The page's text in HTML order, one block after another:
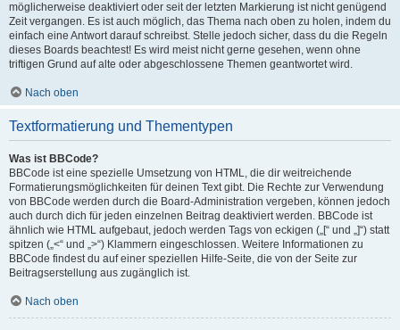
möglicherweise deaktiviert oder seit der letzten Markierung ist nicht genügend
Zeit vergangen. Es ist auch möglich, das Thema nach oben zu holen, indem du
einfach eine Antwort darauf schreibst. Stelle jedoch sicher, dass du die Regeln
dieses Boards beachtest! Es wird meist nicht gerne gesehen, wenn ohne
triftigen Grund auf alte oder abgeschlossene Themen geantwortet wird.
Nach oben
Textformatierung und Thementypen
Was ist BBCode?
BBCode ist eine spezielle Umsetzung von HTML, die dir weitreichende
Formatierungsmöglichkeiten für deinen Text gibt. Die Rechte zur Verwendung
von BBCode werden durch die Board-Administration vergeben, können jedoch
auch durch dich für jeden einzelnen Beitrag deaktiviert werden. BBCode ist
ähnlich wie HTML aufgebaut, jedoch werden Tags von eckigen („[“ und „]“) statt
spitzen („<“ und „>“) Klammern eingeschlossen. Weitere Informationen zu
BBCode findest du auf einer speziellen Hilfe-Seite, die von der Seite zur
Beitragserstellung aus zugänglich ist.
Nach oben